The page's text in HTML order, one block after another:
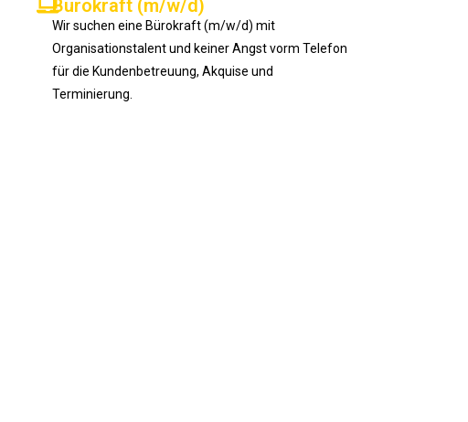
Bürokraft (m/w/d)
Wir suchen eine Bürokraft (m/w/d) mit
Organisationstalent und keiner Angst vorm Telefon
für die Kundenbetreuung, Akquise und
Terminierung.